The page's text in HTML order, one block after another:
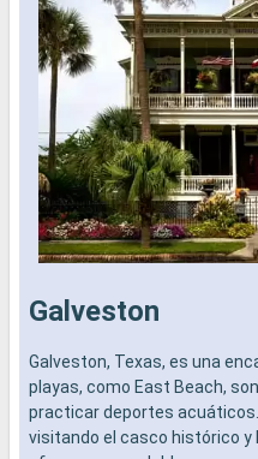
Galveston
Galveston, Texas, es una
playas, como East Beach,
practicar deportes
visitando el casco histórico y